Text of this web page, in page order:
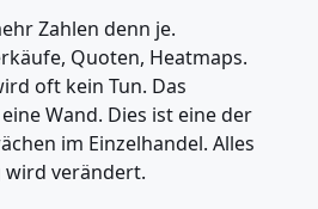
Zahlen denn je.
Quoten, Heatmaps.
oft kein Tun. Das
Wand. Dies ist eine der
im Einzelhandel. Alles
wird verändert.